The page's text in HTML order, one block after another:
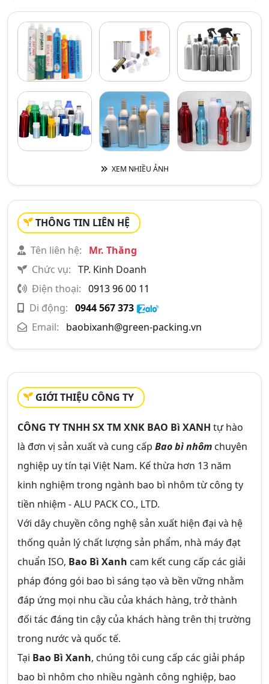
XEM NHIỀU ẢNH
THÔNG TIN LIÊN HỆ
Tên liên hệ:
Mr. Thăng
Chức vụ: TP. Kinh Doanh
Điện thoại: 0913 96 00 11
Di động: 0944 567 373
Email:
baobixanh@green-packing.vn
GIỚI THIỆU CÔNG TY
CÔNG TY TNHH SX TM XNK BAO Bì XANH tự hào
là đơn vị sản xuất và cung cấp Bao bì nhôm chuyên
nghiệp uy tín tại Việt Nam. Kế thừa hơn 13 năm
kinh nghiệm trong ngành bao bì nhôm từ công ty
tiền nhiệm - ALU PACK CO., LTD.
Với dây chuyền công nghệ sản xuất hiện đại và hệ
thống quản lý chất lượng sản phẩm, nhà máy đạt
chuẩn ISO, Bao Bì Xanh cam kết cung cấp các giải
pháp đóng gói bao bì sáng tạo và bền vững nhằm
đáp ứng mọi nhu cầu của khách hàng, trở thành
đối tác đáng tin cậy của khách hàng trên thị trường
trong nước và quốc tế.
Tại Bao Bì Xanh, chúng tôi cung cấp các giải pháp
bao bì nhôm cho nhiều ngành công nghiệp, bao